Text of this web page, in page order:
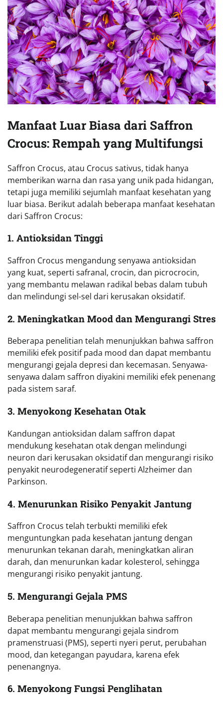
Manfaat Luar Biasa dari Saffron
Crocus: Rempah yang Multifungsi
Saffron Crocus, atau Crocus sativus, tidak hanya
memberikan warna dan rasa yang unik pada hidangan,
tetapi juga memiliki sejumlah manfaat kesehatan yang
luar biasa. Berikut adalah beberapa manfaat kesehatan
dari Saffron Crocus:
1. Antioksidan Tinggi
Saffron Crocus mengandung senyawa antioksidan
yang kuat, seperti safranal, crocin, dan picrocrocin,
yang membantu melawan radikal bebas dalam tubuh
dan melindungi sel-sel dari kerusakan oksidatif.
2. Meningkatkan Mood dan Mengurangi Stres
Beberapa penelitian telah menunjukkan bahwa saffron
memiliki efek positif pada mood dan dapat membantu
mengurangi gejala depresi dan kecemasan. Senyawa-
senyawa dalam saffron diyakini memiliki efek penenang
pada sistem saraf.
3. Menyokong Kesehatan Otak
Kandungan antioksidan dalam saffron dapat
mendukung kesehatan otak dengan melindungi
neuron dari kerusakan oksidatif dan mengurangi risiko
penyakit neurodegeneratif seperti Alzheimer dan
Parkinson.
4. Menurunkan Risiko Penyakit Jantung
Saffron Crocus telah terbukti memiliki efek
menguntungkan pada kesehatan jantung dengan
menurunkan tekanan darah, meningkatkan aliran
darah, dan menurunkan kadar kolesterol, sehingga
mengurangi risiko penyakit jantung.
5. Mengurangi Gejala PMS
Beberapa penelitian menunjukkan bahwa saffron
dapat membantu mengurangi gejala sindrom
pramenstruasi (PMS), seperti nyeri perut, perubahan
mood, dan ketegangan payudara, karena efek
penenangnya.
6. Menyokong Fungsi Penglihatan